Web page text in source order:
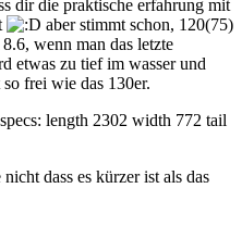
dir die praktische erfahrung mit
aber stimmt schon, 120(75)
wenn man das letzte
etwas zu tief im wasser und
frei wie das 130er.
length 2302 width 772 tail
dass es kürzer ist als das